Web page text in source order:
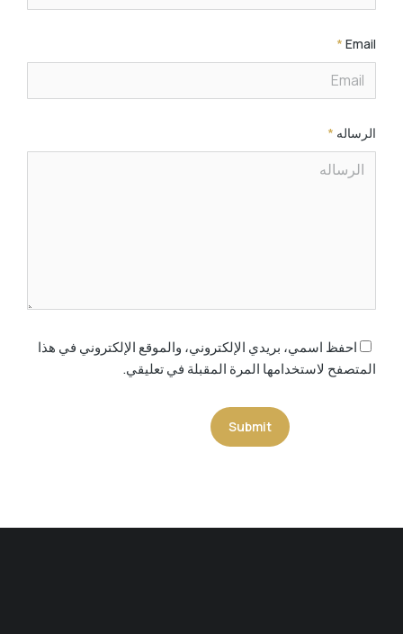
Email
*
الرساله *
احفظ اسمي، بريدي الإلكتروني، والموقع الإلكتروني في هذا
المتصفح لاستخدامها المرة المقبلة في تعليقي.
Submit